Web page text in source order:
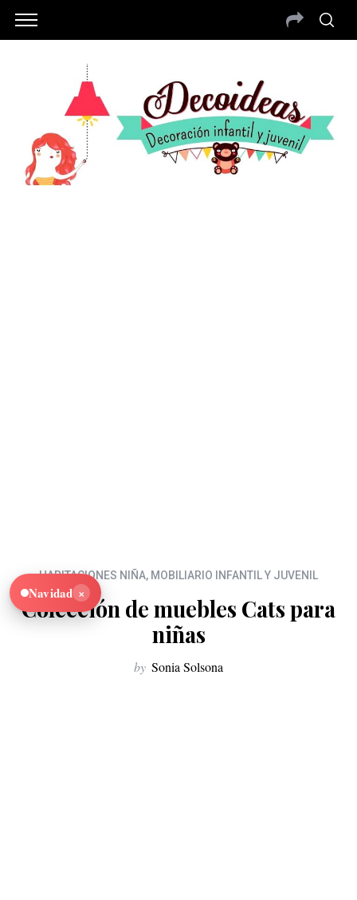
HABITACIONES NIÑA, MOBILIARIO INFANTIL Y JUVENIL
Colección de muebles Cats para
niñas
by Sonia Solsona
Navidad ×